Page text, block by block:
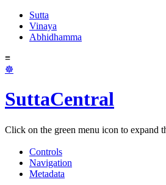
Sutta
Vinaya
Abhidhamma
≡
☸
SuttaCentral
Click on the green menu icon to expand
Controls
Navigation
Metadata